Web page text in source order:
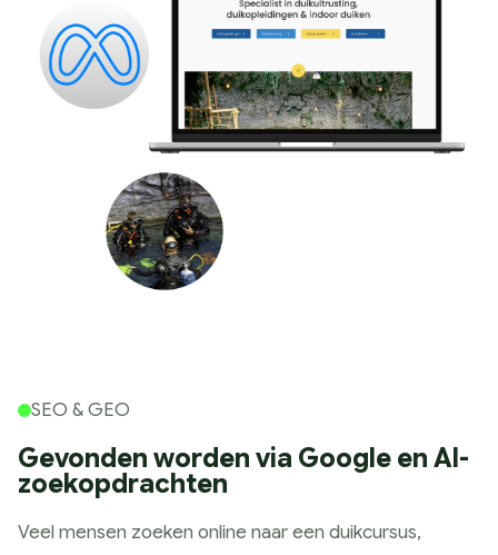
SEO & GEO
Gevonden worden via Google en AI-
zoekopdrachten
Veel mensen zoeken online naar een duikcursus,